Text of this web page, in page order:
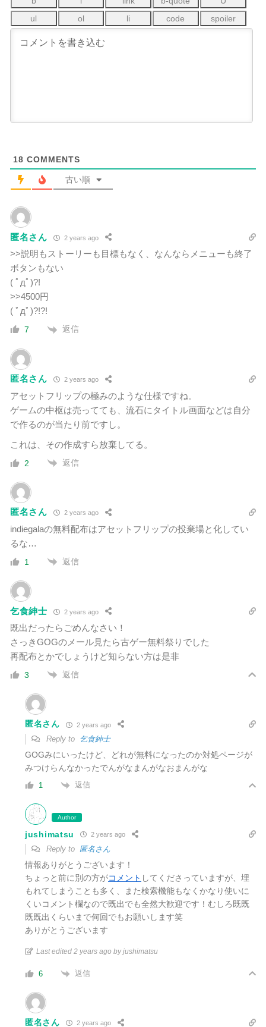
18 COMMENTS
古い順
匿名さん 2 years ago
>>説明もストーリーも目標もなく、なんならメニューも終了
ボタンもない
( ﾟдﾟ)?!
>>4500円
( ﾟдﾟ)?!?!
7 返信
匿名さん 2 years ago
アセットフリップの極みのような仕様ですね。
ゲームの中枢は売ってても、流石にタイトル画面などは自分
で作るのが当たり前ですし。
これは、その作成すら放棄してる。
2 返信
匿名さん 2 years ago
indiegalaの無料配布はアセットフリップの投棄場と化してい
るな…
1 返信
乞食紳士 2 years ago
既出だったらごめんなさい！
さっきGOGのメール見たら古ゲー無料祭りでした
再配布とかでしょうけど知らない方は是非
3 返信
匿名さん 2 years ago
Reply to 乞食紳士
GOGみにいったけど、どれが無料になったのか対処ページが
みつけらんなかったでんがなまんがなおまんがな
1 返信
Author
jushimatsu 2 years ago
Reply to 匿名さん
情報ありがとうございます！
ちょっと前に別の方がコメント してくださっていますが、埋
もれてしまうことも多く、また検索機能もなくかなり使いに
くいコメント欄なので既出でも全然大歓迎です！むしろ既既
既既出くらいまで何回でもお願いします笑
ありがとうございます
Last edited 2 years ago by jushimatsu
6 返信
匿名さん 2 years ago